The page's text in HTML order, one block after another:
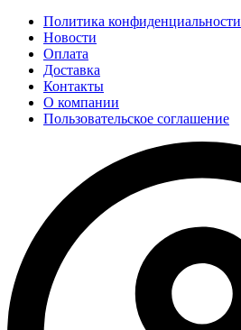
Политика конфиденциальности
Новости
Оплата
Доставка
Контакты
О компании
Пользовательское соглашение